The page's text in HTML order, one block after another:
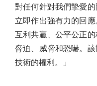
對任何針對我們摯愛
立即作出強有力的回
互利共贏、公平公正
脅迫、威脅和恐嚇。
技術的權利。」